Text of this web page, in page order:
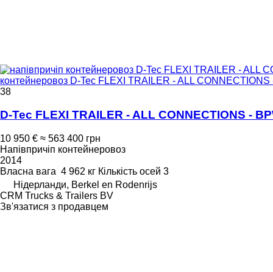
контейнеровоз D-Tec FLEXI TRAILER - ALL
38
D-Tec FLEXI TRAILER - ALL CONNECTIONS -
10 950 € ≈ 563 400 грн
Напівпричіп контейнеровоз
2014
Власна вага 4 962 кг Кількість осей 3
Нідерланди, Berkel en Rodenrijs
CRM Trucks & Trailers BV
Зв'язатися з продавцем